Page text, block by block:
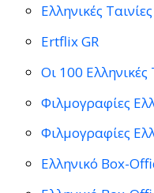
Ελληνικές
Ertflix GR
Οι 100
Φιλμογραφίες
Φιλμογραφίες
Ελληνικό Box-